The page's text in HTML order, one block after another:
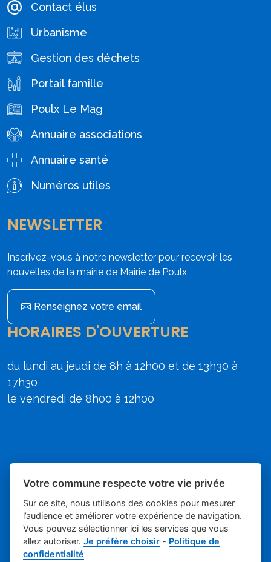
Contact élus
Urbanisme
Gestion des déchets
Portail famille
Poulx Le Mag
Annuaire associations
Annuaire santé
Numéros utiles
NEWSLETTER
Inscrivez-vous à notre newsletter pour recevoir les
nouvelles de la mairie de Mairie de Poulx
Renseignez votre email
HORAIRES D'OUVERTURE
du lundi au jeudi de 8h à 12h00 et de 13h30 à
17h30
le vendredi de 8h00 à 12h00
Place du village la solution web et
appli des collectivités
- Mairie de
Votre commune respecte votre vie privée
Sur ce site, nous utilisons des cookies pour mesurer
l’audience et améliorer votre expérience de navigation.
Vous pouvez sélectionner ici les services que vous
allez autoriser.Je préfère choisir - Politique de
confidentialité